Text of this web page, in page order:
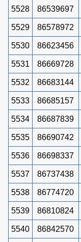
5528 86539697
5529 86578972
5530 86623456
5531 86669728
5532 86683144
5533 86685157
5534 86687839
5535 86690742
5536 86698337
5537 86737438
5538 86774720
5539 86810824
5540 86842570